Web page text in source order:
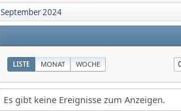
September 2024
LISTE MONAT WOCHE
Es gibt keine Ereignisse zum Anzeigen.